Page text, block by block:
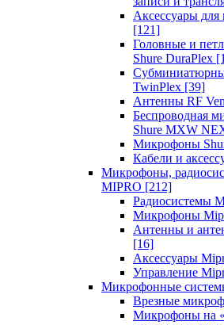
Аксессуары
[121]
Головные и
Shure DuraPlex
TwinPlex [39]
Антенны RF
Беспроводная
Shure MXW
Микрофоны
Кабели и
Микрофоны,
MIPRO [212]
Радиосистемы
Микрофоны
Антенны и
[16]
Аксессуары
Управление
Микрофонные
Врезные
Микрофоны на